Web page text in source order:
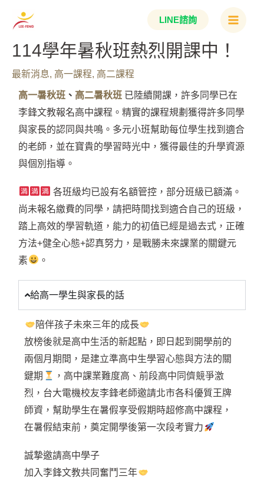
LINE諮詢
Main
114學年暑秋班熱烈開課中！​
最新消息, 高一課程, 高二課程
高一暑秋班 、 高二暑秋班 已陸續開課，許多同學已在
李鋒文教報名高中課程。精實的課程規劃獲得許多同學
與家長的認同與共鳴。多元小班幫助每位學生找到適合
的老師，並在寶貴的學習時光中，獲得最佳的升學資源
與個別指導。
各班級均已設有名額管控，部分班級已額滿。
尚未報名繳費的同學，請把時間找到適合自己的班級，
踏上高效的學習軌道，能力的初值已經是過去式，正確
方法+健全心態+認真努力，是戰勝未來課業的關鍵元
素
。
給高一學生與家長的話
陪伴孩子未來三年的成長
放榜後就是高中生活的新起點，即日起到開學前的
兩個月期間，是建立準高中生學習心態與方法的關
鍵期
，高中課業難度高、前段高中同儕競爭激
烈，台大電機校友李鋒老師邀請北市各科優質王牌
師資，幫助學生在暑假享受假期時超修高中課程，
在暑假結束前，奠定開學後第一次段考實力
誠摯邀請高中學子
加入李鋒文教共同奮鬥三年